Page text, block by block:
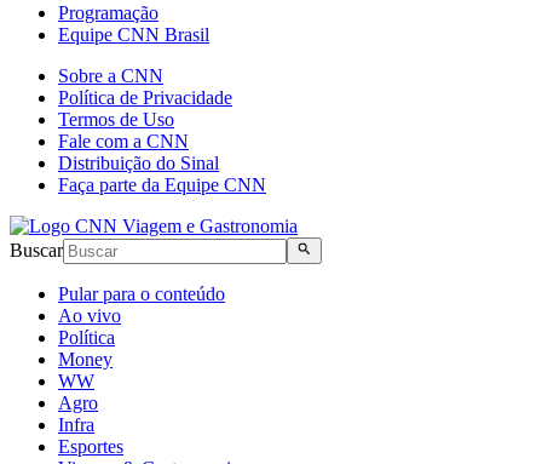
Programação
Equipe CNN Brasil
Sobre a CNN
Política de Privacidade
Termos de Uso
Fale com a CNN
Distribuição do Sinal
Faça parte da Equipe CNN
Buscar
Pular para o conteúdo
Ao vivo
Política
Money
WW
Agro
Infra
Esportes